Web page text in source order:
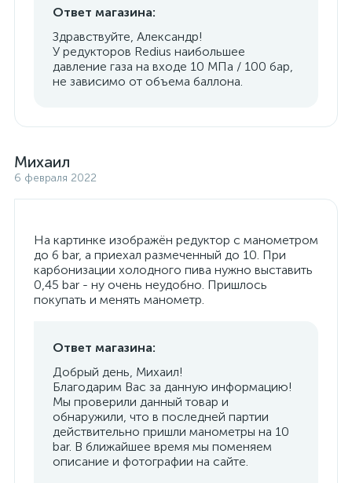
Ответ магазина:
Здравствуйте, Александр!
У редукторов Redius наибольшее
давление газа на входе 10 МПа / 100 бар,
не зависимо от объема баллона.
Михаил
6 февраля 2022
На картинке изображён редуктор с манометром
до 6 bar, а приехал размеченный до 10. При
карбонизации холодного пива нужно выставить
0,45 bar - ну очень неудобно. Пришлось
покупать и менять манометр.
Ответ магазина:
Добрый день, Михаил!
Благодарим Вас за данную информацию!
Мы проверили данный товар и
обнаружили, что в последней партии
действительно пришли манометры на 10
bar. В ближайшее время мы поменяем
описание и фотографии на сайте.